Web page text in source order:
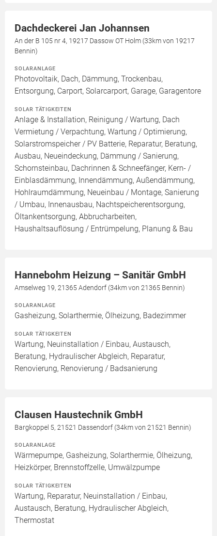
Dachdeckerei Jan Johannsen
An der B 105 nr 4, 19217 Dassow OT Holm (33km von 19217
Bennin)
SOLARANLAGE
Photovoltaik, Dach, Dämmung, Trockenbau,
Entsorgung, Carport, Solarcarport, Garage, Garagentore
SOLAR TÄTIGKEITEN
Anlage & Installation, Reinigung / Wartung, Dach
Vermietung / Verpachtung, Wartung / Optimierung,
Solarstromspeicher / PV Batterie, Reparatur, Beratung,
Ausbau, Neueindeckung, Dämmung / Sanierung,
Schornsteinbau, Dachrinnen & Schneefänger, Kern- /
Einblasdämmung, Innendämmung, Außendämmung,
Hohlraumdämmung, Neueinbau / Montage, Sanierung
/ Umbau, Innenausbau, Nachtspeicherentsorgung,
Öltankentsorgung, Abbrucharbeiten,
Haushaltsauflösung / Entrümpelung, Planung & Bau
Hannebohm Heizung – Sanitär GmbH
Amselweg 19, 21365 Adendorf (34km von 21365 Bennin)
SOLARANLAGE
Gasheizung, Solarthermie, Ölheizung, Badezimmer
SOLAR TÄTIGKEITEN
Wartung, Neuinstallation / Einbau, Austausch,
Beratung, Hydraulischer Abgleich, Reparatur,
Renovierung, Renovierung / Badsanierung
Clausen Haustechnik GmbH
Bargkoppel 5, 21521 Dassendorf (34km von 21521 Bennin)
SOLARANLAGE
Wärmepumpe, Gasheizung, Solarthermie, Ölheizung,
Heizkörper, Brennstoffzelle, Umwälzpumpe
SOLAR TÄTIGKEITEN
Wartung, Reparatur, Neuinstallation / Einbau,
Austausch, Beratung, Hydraulischer Abgleich,
Thermostat